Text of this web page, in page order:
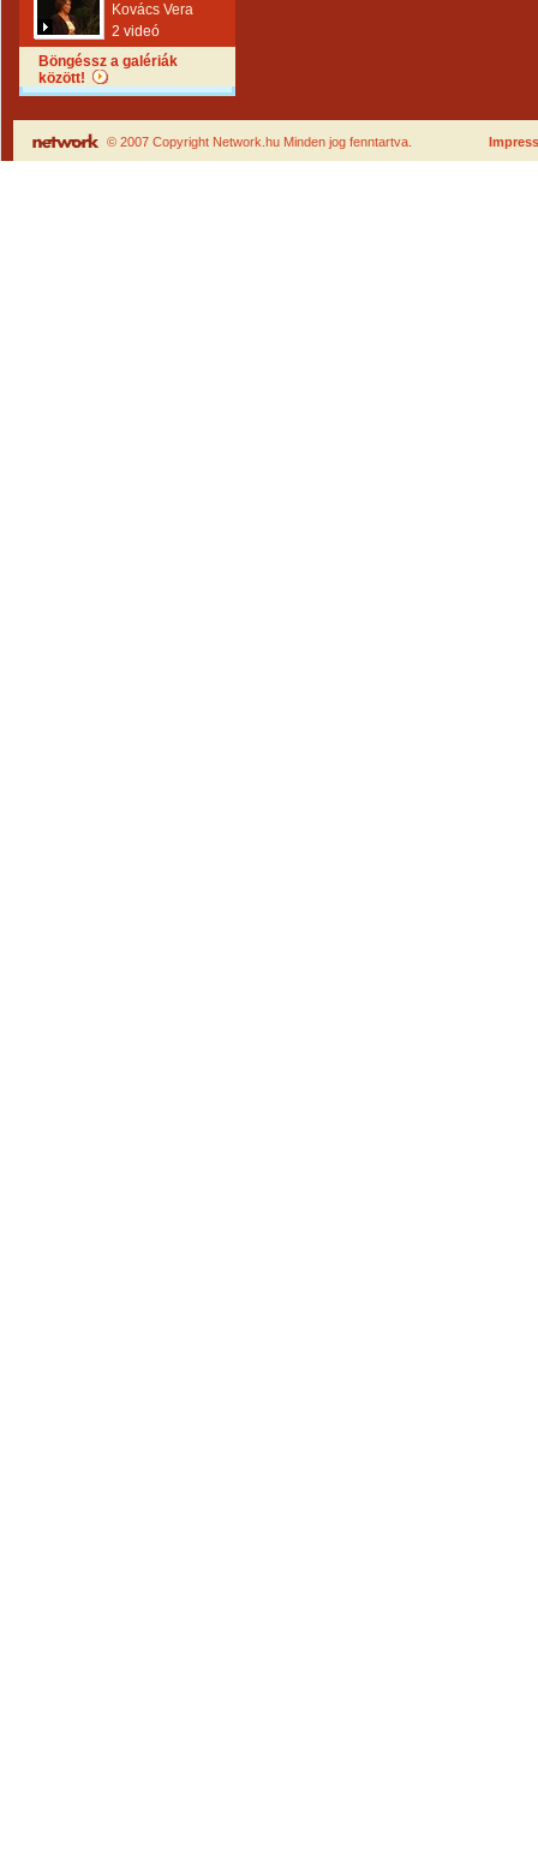
Kovács Vera
2 videó
Böngéssz a galériák
között!
© 2007 Copyright Network.hu Minden jog fenntartva.